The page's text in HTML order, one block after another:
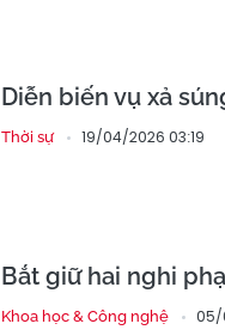
Diễn biến vụ xả
Thời sự 19/04/2026 03:19
Bắt giữ hai nghi
Khoa học & Công nghệ 05/